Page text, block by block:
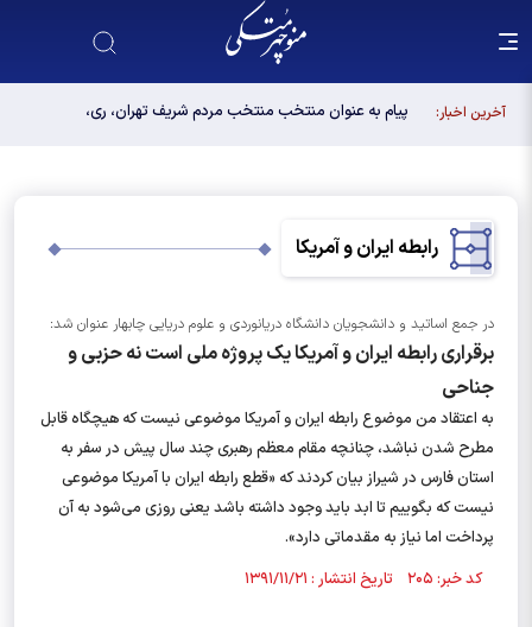
آخرین اخبار:
پیام به عنوان منتخب منتخب مردم شریف تهران، ری،
رابطه ایران و آمریکا
در جمع اساتید و دانشجویان دانشگاه دریانوردی و علوم دریایی چابهار عنوان شد:
برقراری رابطه ایران و آمریکا یک پروژه ملی است نه حزبی و
جناحی
به اعتقاد من موضوع رابطه ایران و آمریکا موضوعی نیست که هیچگاه قابل
مطرح شدن نباشد، چنانچه مقام معظم رهبری چند سال پیش در سفر به
استان فارس در شیراز بیان کردند که «قطع رابطه ایران با آمریکا موضوعی
نیست که بگوییم تا ابد باید وجود داشته باشد یعنی روزی می‌شود به آن
پرداخت اما نیاز به مقدماتی دارد».
کد خبر: ۲۰۵ تاریخ انتشار : ۱۳۹۱/۱۱/۲۱